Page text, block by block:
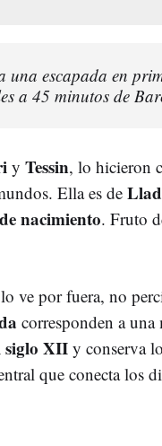
escapada en
a 45 minutos de
y Tessin, lo hicieron
Ella es de
nacimiento. Fruto
ve por fuera, no
corresponden a una
siglo XII y conserva
que conecta los